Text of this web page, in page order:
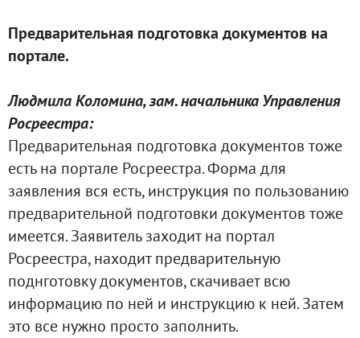
Предварительная подготовка документов на
портале.
Людмила Коломина, зам. начальника Управления
Росреестра:
Предварительная подготовка документов тоже
есть на портале Росреестра. Форма для
заявления вся есть, инструкция по пользованию
предварительной подготовки документов тоже
имеется. Заявитель заходит на портал
Росреестра, находит предварительную
поднготовку документов, скачивает всю
информацию по ней и инструкцию к ней. Затем
это все нужно просто заполнить.